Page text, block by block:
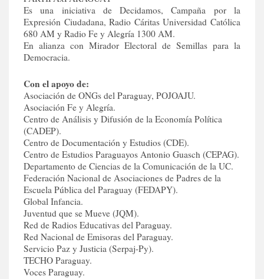
Es una iniciativa de Decidamos, Campaña por la
Expresión Ciudadana, Radio Cáritas Universidad Católica
680 AM y Radio Fe y Alegría 1300 AM.
En alianza con Mirador Electoral de Semillas para la
Democracia.
Con el apoyo de:
Asociación de ONGs del Paraguay, POJOAJU.
Asociación Fe y Alegría.
Centro de Análisis y Difusión de la Economía Política
(CADEP).
Centro de Documentación y Estudios (CDE).
Centro de Estudios Paraguayos Antonio Guasch (CEPAG).
Departamento de Ciencias de la Comunicación de la UC.
Federación Nacional de Asociaciones de Padres de la
Escuela Pública del Paraguay (FEDAPY).
Global Infancia.
Juventud que se Mueve (JQM).
Red de Radios Educativas del Paraguay.
Red Nacional de Emisoras del Paraguay.
Servicio Paz y Justicia (Serpaj-Py).
TECHO Paraguay.
Voces Paraguay.